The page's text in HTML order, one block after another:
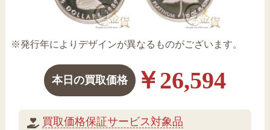
※発行年によりデザインが異なるものがございます。
本日の買取価格 ￥26,594
買取価格保証サービス対象品